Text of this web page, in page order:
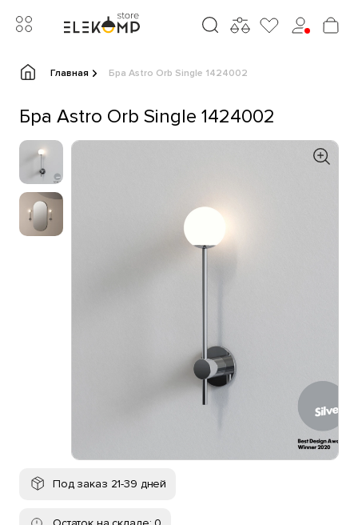
Главная Бра Astro Orb Single 1424002
Бра Astro Orb Single 1424002
Под заказ 21-39 дней